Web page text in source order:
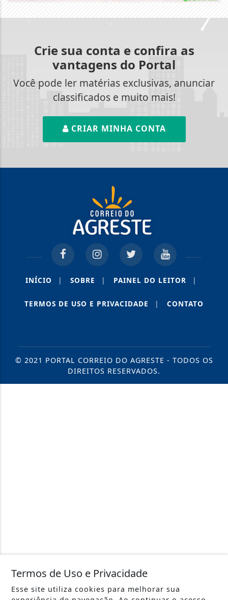
Crie sua conta e confira as
vantagens do Portal
Você pode ler matérias exclusivas, anunciar
classificados e muito mais!
CRIAR MINHA CONTA
INÍCIO | SOBRE | PAINEL DO LEITOR |
TERMOS DE USO E PRIVACIDADE | CONTATO
© 2021 PORTAL CORREIO DO AGRESTE - TODOS OS
DIREITOS RESERVADOS.
Termos de Uso e Privacidade
Esse site utiliza cookies para melhorar sua